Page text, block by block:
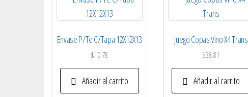
Envase P/Te C/Tapa 12X12X13
$10.78
Añadir al carrito
Juego Copas Vino X4 Trans
$38.81
Añadir al carrito